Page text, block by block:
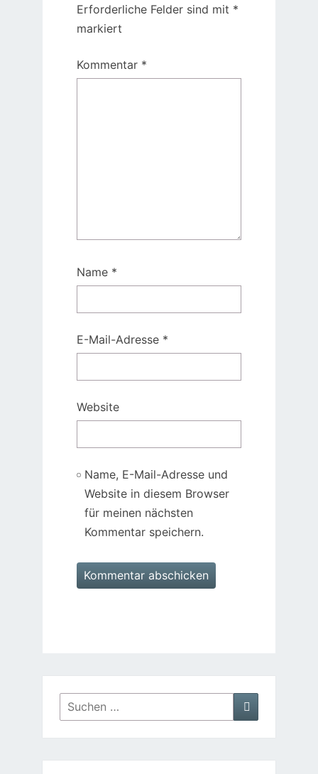
Erforderliche Felder sind mit *
markiert
Kommentar *
Name *
E-Mail-Adresse *
Website
Name, E-Mail-Adresse und
Website in diesem Browser
für meinen nächsten
Kommentar speichern.
Suchen
nach:
Suchen